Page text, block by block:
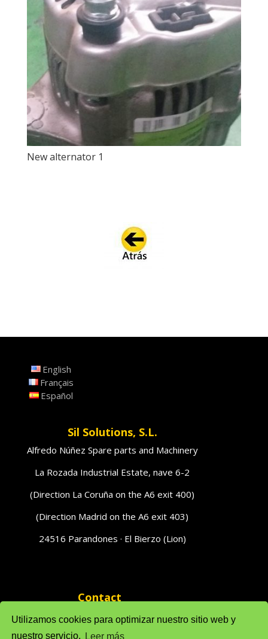
Utilizamos cookies para optimizar nuestro sitio web y
nuestro servicio.
Leer más
New alternator 1
English
Français
Español
Sil Solutions, S.L.
Alfredo Núñez Spare parts and Machinery
La Rozada Industrial Estate, nave 6-2
(Direction La Coruña on the A6 exit 400)
(Direction Madrid on the A6 exit 403)
24516 Parandones · El Bierzo (Lion)
Contact
phones 616951796 · 616951793